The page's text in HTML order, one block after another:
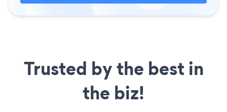
Trusted by the best in
the biz!